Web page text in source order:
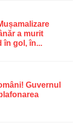
a murit
în gol, în...
Guvernul